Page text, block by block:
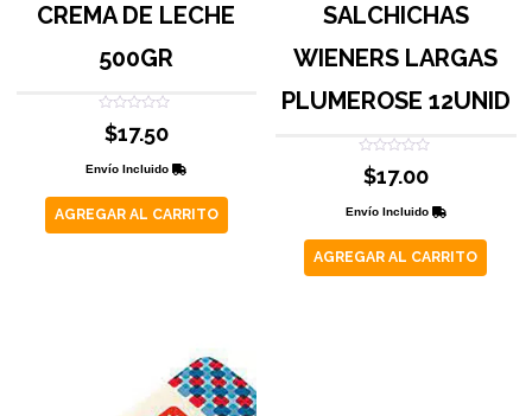
CREMA DE LECHE
500GR
Valorado
con
5
$17.50
Envío Incluido
AGREGAR AL CARRITO
SALCHICHAS
WIENERS LARGAS
PLUMEROSE 12UNID
Valorado
con
5
$17.00
Envío Incluido
AGREGAR AL CARRITO